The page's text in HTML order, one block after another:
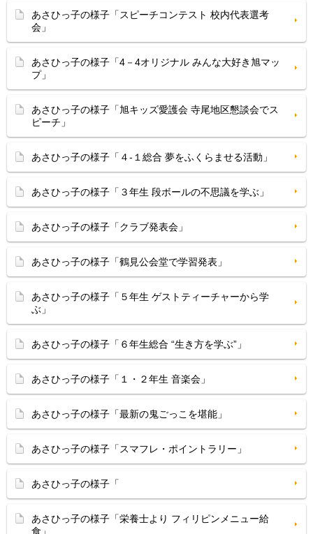
あさひっ子の様子「スピーチコンテスト 校内代表選考
会」
あさひっ子の様子「4－4オリジナル みんな大好き旭マッ
プ」
あさひっ子の様子「旭キッズ愛護会 寺尾地区懇談会でス
ピーチ」
あさひっ子の様子「４-１総合 夢をふくらませる活動」
あさひっ子の様子「３年生 段ボールの不思議を学ぶ」
あさひっ子の様子「クラブ発表会」
あさひっ子の様子「鶴見公会堂で学習発表」
あさひっ子の様子「５年生 ゲストティーチャーから学
ぶ」
あさひっ子の様子「６年生総合 “生き方を学ぶ”」
あさひっ子の様子「１・２年生 音楽会」
あさひっ子の様子「最新の鬼ごっこを堪能」
あさひっ子の様子「スマフレ・ポイントラリー」
あさひっ子の様子「
あさひっ子の様子「栄養士より フィリピンメニュー給
食」